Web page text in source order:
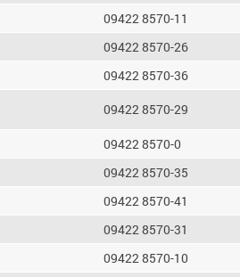
09422 8570-11
09422 8570-26
09422 8570-36
09422 8570-29
09422 8570-0
09422 8570-35
09422 8570-41
09422 8570-31
09422 8570-10